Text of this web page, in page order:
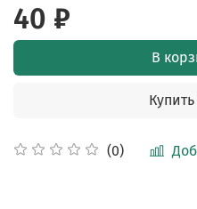
(0)
40 ₽
В